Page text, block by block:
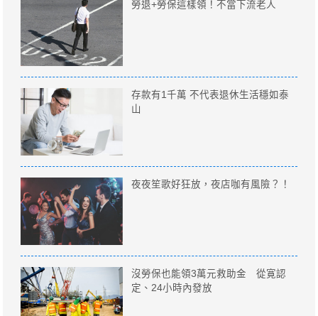
勞退+勞保這樣領！不當下流老人
存款有1千萬 不代表退休生活穩如泰
山
夜夜笙歌好狂放，夜店咖有風險？！
沒勞保也能領3萬元救助金 從寛認
定、24小時內發放